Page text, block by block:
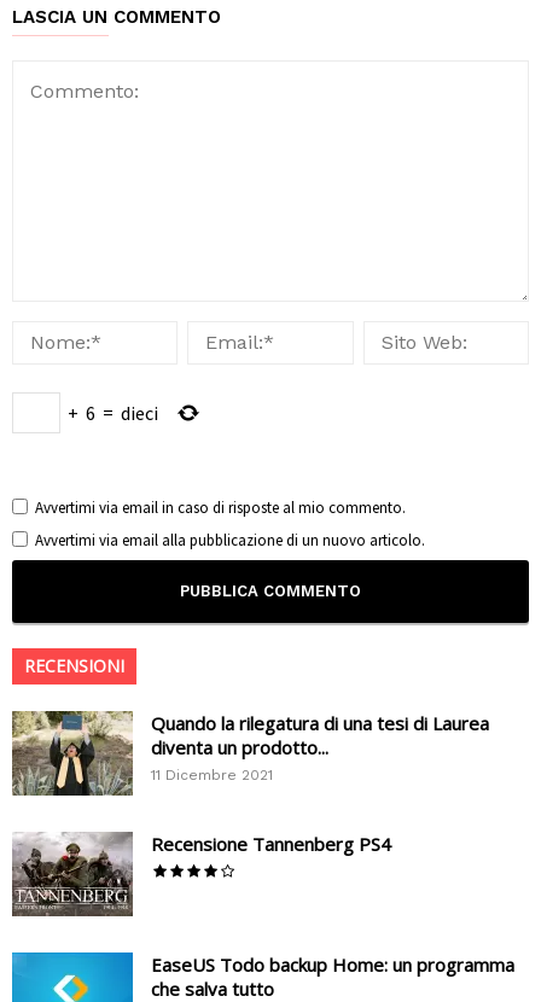
LASCIA UN COMMENTO
+ 6 = dieci
Avvertimi via email in caso di risposte al mio commento.
Avvertimi via email alla pubblicazione di un nuovo articolo.
RECENSIONI
Quando la rilegatura di una tesi di Laurea
diventa un prodotto...
11 Dicembre 2021
Recensione Tannenberg PS4
EaseUS Todo backup Home: un programma
che salva tutto